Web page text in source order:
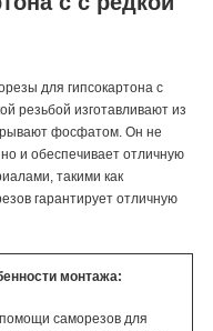
для гипсокартона с
резьбой изготавливают из
фосфатом. Он не
и обеспечивает отличную
такими как
гарантирует отличную
монтажа:
саморезов для